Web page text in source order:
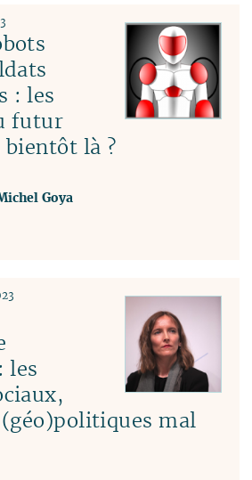
: les
futur
là ?
Goya
les
mal